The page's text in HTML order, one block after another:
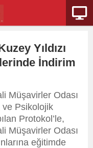
Yıldızı
İndirim
Müşavirler Odası
ve Psikolojik
Protokol’le,
Müşavirler Odası
eğitimde